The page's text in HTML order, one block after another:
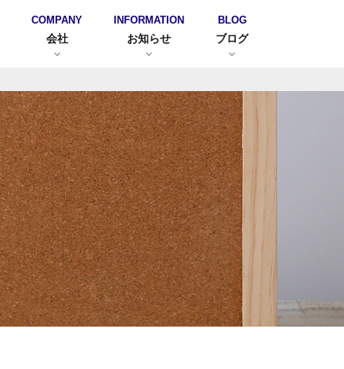
COMPANY
会社
INFORMATION
お知らせ
BLOG
ブログ